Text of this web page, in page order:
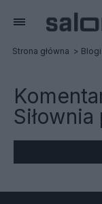
Strona główna Blogi